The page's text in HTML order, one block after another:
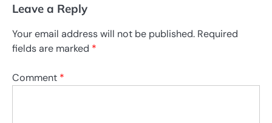
Leave a Reply
Your email address will not be published. Required
fields are marked *
Comment *